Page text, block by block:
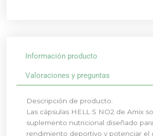
Información producto
Valoraciones y preguntas
Descripción de producto:
Las cápsulas HELL S NO2 de Amix
suplemento nutricional diseñado
rendimiento deportivo y potenciar el